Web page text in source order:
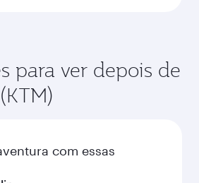
para ver depois de
com essas